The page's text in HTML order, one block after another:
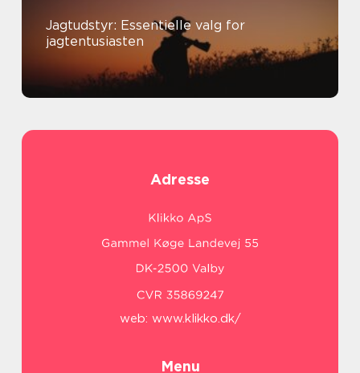
Jagtudstyr: Essentielle valg for
jagtentusiasten
Adresse
web: www.klikko.dk/
Menu